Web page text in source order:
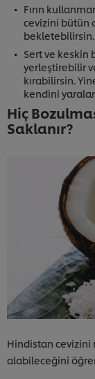
Fırın
cevizini bütün
Sert ve keskin
yerleştirebilir
kırabilirsin.
kendini
Hiç
Saklanır?
Hindistan cevizini
alabileceğini